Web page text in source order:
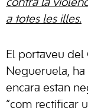
contra la
a totes les illes.
El portaveu del
Negueruela,
encara estan
“com rectificar